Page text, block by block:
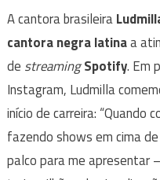
A cantora brasileira
cantora negra latinaa
de streamingSpotify. Em
Instagram, Ludmilla
início de carreira: “Quando
fazendo shows em cima
palco para me apresentar